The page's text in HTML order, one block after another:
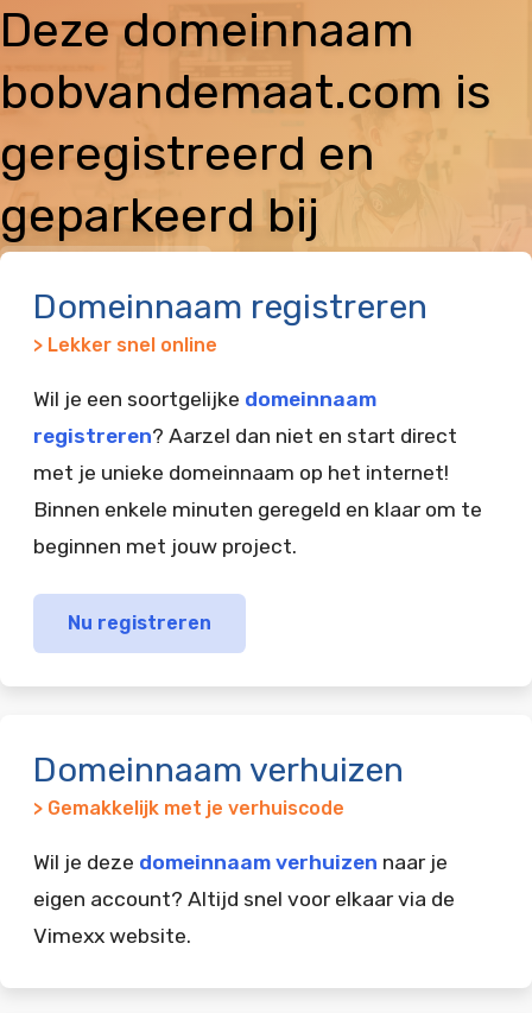
Deze domeinnaam
bobvandemaat.com is
geregistreerd en
geparkeerd bij
Domeinnaam registreren
> Lekker snel online
Wil je een soortgelijke domeinnaam
registreren? Aarzel dan niet en start direct
met je unieke domeinnaam op het internet!
Binnen enkele minuten geregeld en klaar om te
beginnen met jouw project.
Nu registreren
Domeinnaam verhuizen
> Gemakkelijk met je verhuiscode
Wil je deze domeinnaam verhuizen naar je
eigen account? Altijd snel voor elkaar via de
Vimexx website.